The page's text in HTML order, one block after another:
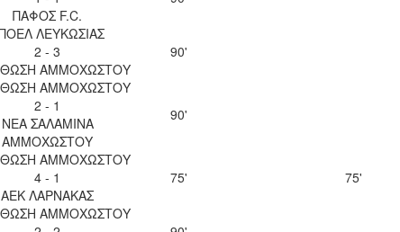
ΠΑΦΟΣ F.C.
ΛΕΥΚΩΣΙΑΣ
2 - 3
ΑΜΜΟΧΩΣΤΟΥ
90'
ΑΜΜΟΧΩΣΤΟΥ
2 - 1
ΝΕΑ ΣΑΛΑΜΙΝΑ
ΑΜΜΟΧΩΣΤΟΥ
90'
ΑΜΜΟΧΩΣΤΟΥ
4 - 1
ΑΕΚ ΛΑΡΝΑΚΑΣ
75'
75'
ΑΜΜΟΧΩΣΤΟΥ